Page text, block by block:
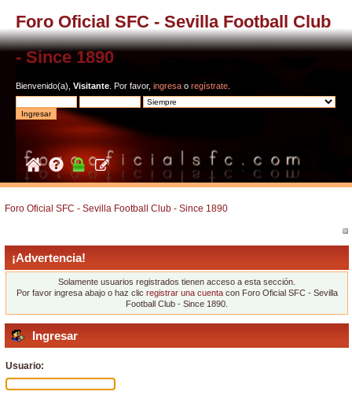
Foro Oficial SFC - Sevilla Football Club
- Since 1890
Bienvenido(a), Visitante . Por favor, ingresa o regístrate
Foro Oficial SFC - Sevilla Football Club - Since 1890
¡Advertencia!
Solamente usuarios registrados tienen acceso a esta sección.
Por favor ingresa abajo o haz clic registrar una cuentacon Foro Oficial SFC - Sevilla
Football Club - Since 1890.
Ingresar
Usuario: